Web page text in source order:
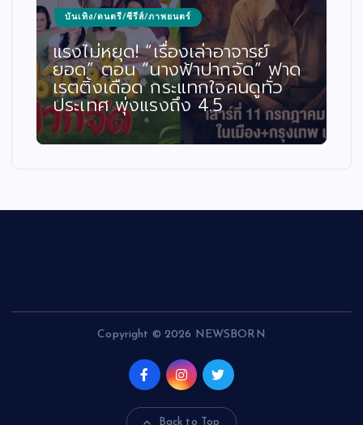
บันเทิง/ดนตรี/ซีรีส์/ภาพยนตร์
แรงไม่หยุด! “เรื่องเล่าอาจารย์
ยอด” ตอน “นางฟ้าปากจัด” ฟาด
เรตติ้งเดือด กระแทกใจคนดูทั่ว
ประเทศ พุ่งแรงถึง 4.5
Copyright © 2026 NEWSBORN
Back to Top